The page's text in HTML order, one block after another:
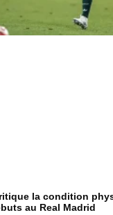
la condition
au Real Madrid